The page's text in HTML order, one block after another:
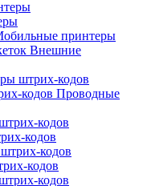
принтеры
Внешние
штрих-кодов
Проводные
кодов
кодов